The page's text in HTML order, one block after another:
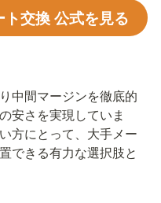
交換 公式を見る
中間マージンを徹底的
安さを実現していま
方にとって、大手メー
できる有力な選択肢と